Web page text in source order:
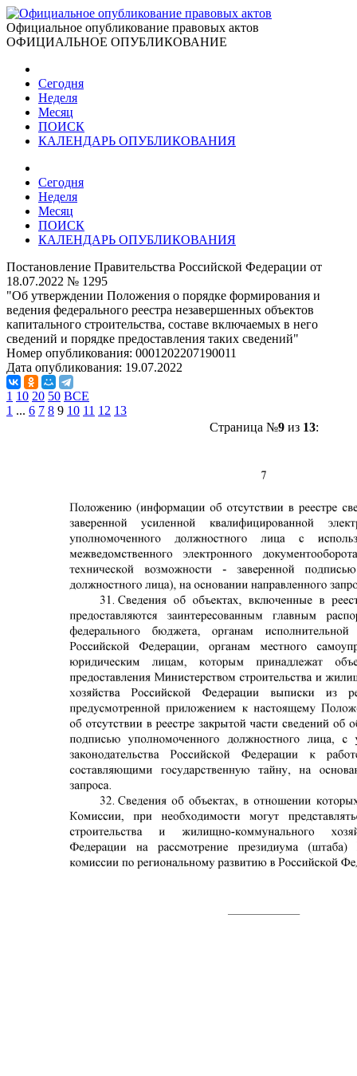
Официальное опубликование правовых актов
ОФИЦИАЛЬНОЕ ОПУБЛИКОВАНИЕ
Сегодня
Неделя
Месяц
ПОИСК
КАЛЕНДАРЬ ОПУБЛИКОВАНИЯ
Сегодня
Неделя
Месяц
ПОИСК
КАЛЕНДАРЬ ОПУБЛИКОВАНИЯ
Постановление Правительства Российской Федерации от
18.07.2022 № 1295
"Об утверждении Положения о порядке формирования и
ведения федерального реестра незавершенных объектов
капитального строительства, составе включаемых в него
сведений и порядке предоставления таких сведений"
Номер опубликования: 0001202207190011
Дата опубликования: 19.07.2022
1 10 20 50 ВСЕ
1 ... 6 7 8 9 10 11 12 13
Страница №9из 13: